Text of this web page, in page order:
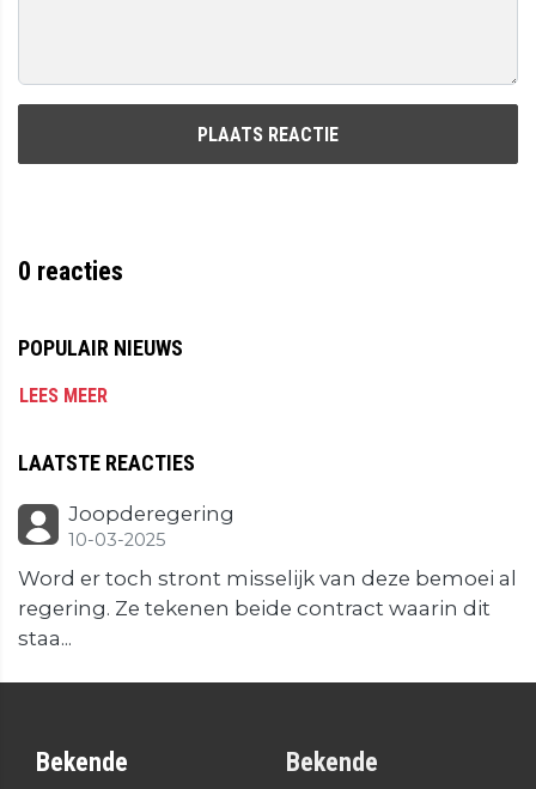
PLAATS REACTIE
0 reacties
POPULAIR NIEUWS
LEES MEER
LAATSTE REACTIES
Joopderegering
10-03-2025
Word er toch stront misselijk van deze bemoei al
regering. Ze tekenen beide contract waarin dit
staa...
Bekende
Bekende